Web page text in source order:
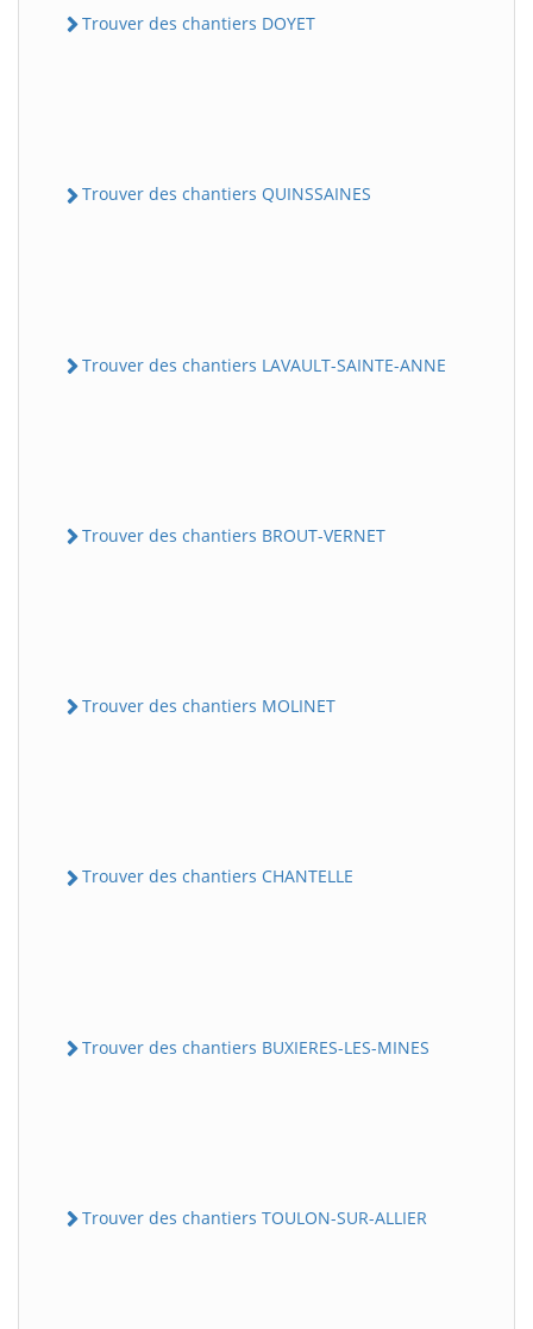
Trouver des chantiers DOYET
Trouver des chantiers QUINSSAINES
Trouver des chantiers LAVAULT-SAINTE-ANNE
Trouver des chantiers BROUT-VERNET
Trouver des chantiers MOLINET
Trouver des chantiers CHANTELLE
Trouver des chantiers BUXIERES-LES-MINES
Trouver des chantiers TOULON-SUR-ALLIER